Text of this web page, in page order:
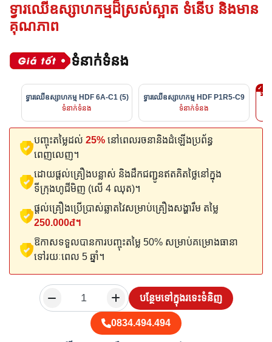
ទ្វារឈើឧស្សាហកម្មដ៏ស្រស់ស្អាត ទំនើប និងមាន
គុណភាព
ទំនាក់ទំនង
ទ្វារឈើឧស្សាហកម្ម HDF 6A-C1 (5)
ទំនាក់ទំនង
ទ្វារឈើឧស្សាហកម្ម HDF P1R5-C9
ទំនាក់ទំនង
ទ្វ
បញ្ចុះតម្លៃដល់ 25% នៅពេលរចនានិងដំឡើងប្រព័ន្ធ
ពេញលេញ។
ដោយផ្តល់គ្រឿងបន្លាស់ និងដឹកជញ្ជូនឥតគិតថ្លៃនៅក្នុង
ទីក្រុងហូជីមិញ (លើ 4 ឈុត)។
ផ្តល់គ្រឿងប្រើប្រាស់ឆ្លាតវៃសម្រាប់គ្រឿងសង្ហារឹម តម្លៃ
250.000đ។
ឱកាសទទួលបានការបញ្ចុះតម្លៃ 50% សម្រាប់គម្រោងធានា
ទៅរយៈពេល 5 ឆ្នាំ។
បន្ថែមទៅក្នុងរទេះទំនិញ
0834.494.494